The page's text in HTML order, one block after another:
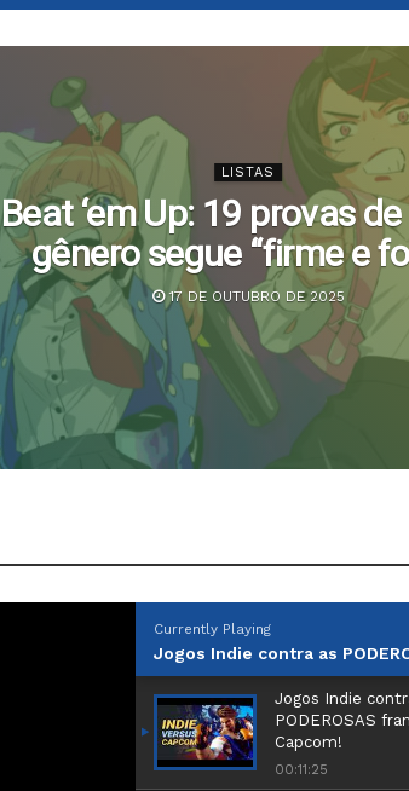
LISTAS
Beat ‘em Up: 19 provas
gênero segue “firme e
17 DE OUTUBRO DE 2025
Currently Playing
Jogos Indie
PODEROSAS
Capcom!
00:11:25